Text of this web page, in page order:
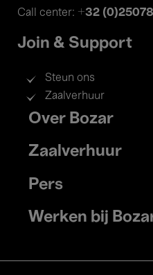
Call center: +32
Join & Support
Steun ons
Zaalverhuur
Footer
menu
Over Bozar
Zaalverhuur
Pers
Werken bij